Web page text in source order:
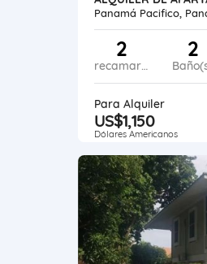
Panamá Pacifico,
2
recamaras
2
Para Alquiler
US$1,150
Dólares Americanos